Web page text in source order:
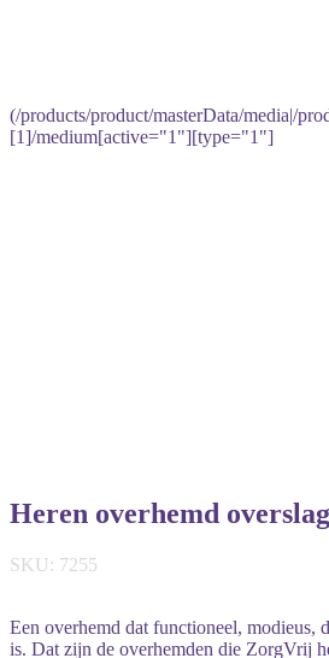
(/products/product/masterData/media|/
[1]/medium[active="1"][type="1"]
Heren overhemd
SKU: 7255
Een overhemd dat functioneel, modieus,
is. Dat zijn de overhemden die ZorgVrij